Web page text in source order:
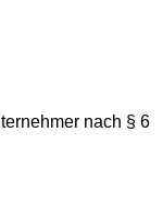
nach § 6